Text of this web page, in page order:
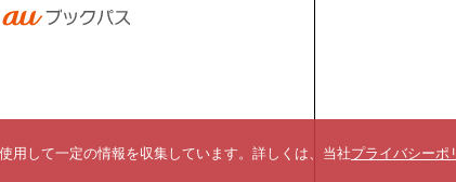
用して一定の情報を収集しています。詳しくは、当社プライバシーポ